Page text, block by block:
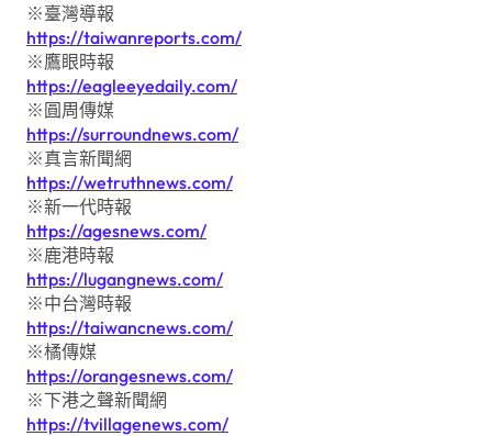
※臺灣導報
https://taiwanreports.com/
※鷹眼時報
https://eagleeyedaily.com/
※圓周傳媒
https://surroundnews.com/
※真言新聞網
https://wetruthnews.com/
※新一代時報
https://agesnews.com/
※鹿港時報
https://lugangnews.com/
※中台灣時報
https://taiwancnews.com/
※橘傳媒
https://orangesnews.com/
※下港之聲新聞網
https://tvillagenews.com/